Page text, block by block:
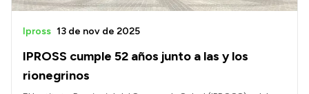
IPROSS cumple 52 años junto a las y los
rionegrinos
Ipross 13 de nov de 2025